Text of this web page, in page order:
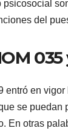
psicosocial
del
entró en
se puedan
En otras